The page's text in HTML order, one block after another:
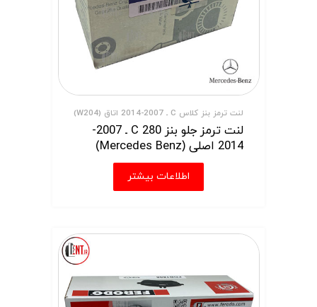
لنت ترمز بنز کلاس C ـ 2007-2014 اتاق (W204)
لنت ترمز جلو بنز C 280 ـ 2007-
2014 اصلی (Mercedes Benz)
اطلاعات بیشتر